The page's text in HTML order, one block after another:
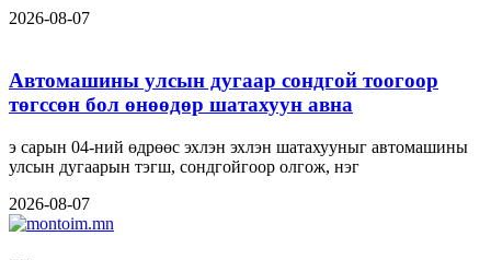
2026-08-07
Автомашины улсын дугаар сондгой тоогоор
төгссөн бол өнөөдөр шатахуун авна
э сарын 04-ний өдрөөс эхлэн эхлэн шатахууныг автомашины
улсын дугаарын тэгш, сондгойгоор олгож, нэг
2026-08-07